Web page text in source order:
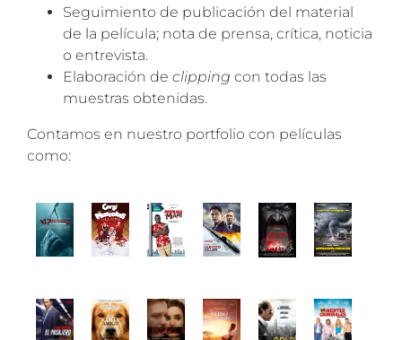
Seguimiento de publicación del material
de la película; nota de prensa, crítica, noticia
o entrevista.
Elaboración de clipping con todas las
muestras obtenidas.
Contamos en nuestro portfolio con películas
como: